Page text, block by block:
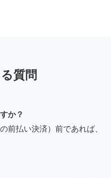
質問
か？
前払い決済）前であれば、